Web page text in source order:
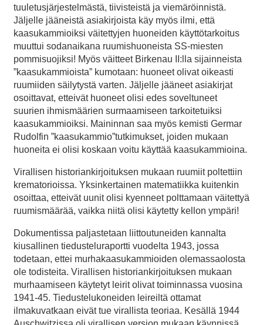
tuuletusjärjestelmästä, tiivisteistä ja viemäröinnistä.
Jäljelle jääneistä asiakirjoista käy myös ilmi, että
kaasukammioiksi väitettyjen huoneiden käyttötarkoitus
muuttui sodanaikana ruumishuoneista SS-miesten
pommisuojiksi! Myös väitteet Birkenau II:lla sijainneista
”kaasukammioista” kumotaan: huoneet olivat oikeasti
ruumiiden säilytystä varten. Jäljelle jääneet asiakirjat
osoittavat, etteivät huoneet olisi edes soveltuneet
suurien ihmismäärien surmaamiseen tarkoitetuiksi
kaasukammioiksi. Maininnan saa myös kemisti Germar
Rudolfin ”kaasukammio”tutkimukset, joiden mukaan
huoneita ei olisi koskaan voitu käyttää kaasukammioina.
Virallisen historiankirjoituksen mukaan ruumiit poltettiin
krematorioissa. Yksinkertainen matematiikka kuitenkin
osoittaa, etteivät uunit olisi kyenneet polttamaan väitettyä
ruumismäärää, vaikka niitä olisi käytetty kellon ympäri!
Dokumentissa paljastetaan liittoutuneiden kannalta
kiusallinen tiedusteluraportti vuodelta 1943, jossa
todetaan, ettei murhakaasukammioiden olemassaolosta
ole todisteita. Virallisen historiankirjoituksen mukaan
murhaamiseen käytetyt leirit olivat toiminnassa vuosina
1941-45. Tiedustelukoneiden leireiltä ottamat
ilmakuvatkaan eivät tue virallista teoriaa. Kesällä 1944